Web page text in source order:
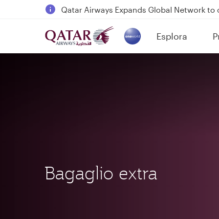
Qatar Airways Expands Global Network to
Passengers flying between Doha and
18 June 2026: Updates on Travelling with
6 August 2026: Qatar Airways flight
Esplora
(active)
Bagaglio extra